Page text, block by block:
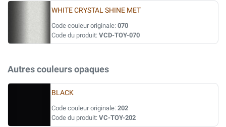
WHITE CRYSTAL SHINE MET
Code couleur originale: 070
Code du produit: VCD-TOY-070
Autres couleurs opaques
BLACK
Code couleur originale: 202
Code du produit: VC-TOY-202